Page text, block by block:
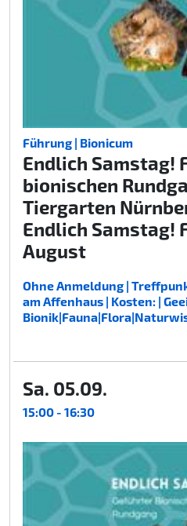
Führung | Bionicum
Endlich Samstag!
bionischen
Tiergarten
Endlich Samstag!
August
Ohne Anmeldung |
am Affenhaus | Kosten: |
Sa. 05.09.
15:00 - 16:30